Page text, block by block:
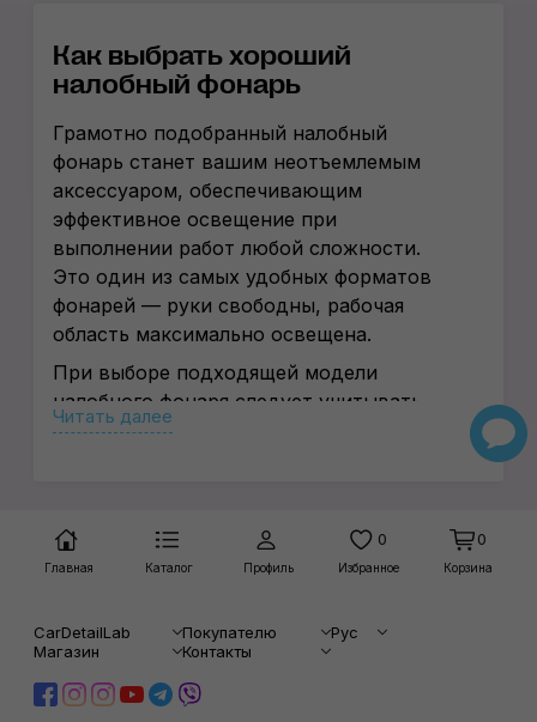
Как выбрать хороший
налобный фонарь
Грамотно подобранный налобный
фонарь станет вашим неотъемлемым
аксессуаром, обеспечивающим
эффективное освещение при
выполнении работ любой сложности.
Это один из самых удобных форматов
фонарей — руки свободны, рабочая
область максимально освещена.
При выборе подходящей модели
налобного фонаря следует учитывать
множество факторов и точно понимать,
В интернет-магазине CarDetailLab
фонарей для любых задач – от
студии, работы в гараже до активного
Читать далее
Главная Каталог Профиль
0
Избранное
0
Корзина
CarDetailLab Покупателю
Рус
Магазин
Контакты